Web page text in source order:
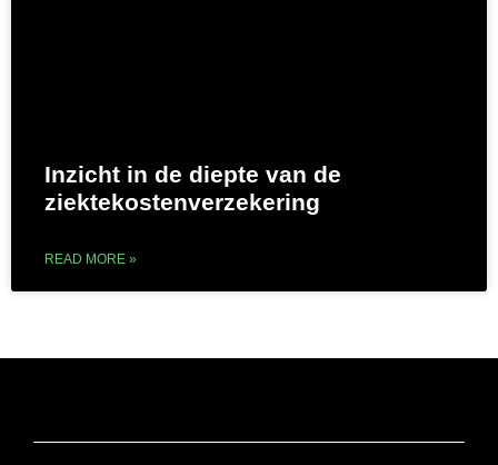
Inzicht in de diepte van de
ziektekostenverzekering
READ MORE »